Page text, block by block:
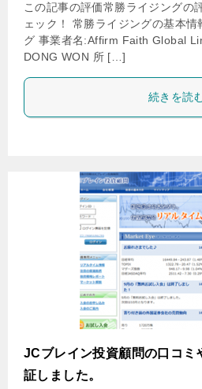
この記事の評価常勝ライジングの
ェック！ 常勝ライジングの基本
グ 事業者名:Affirm Faith Global
DONG WON 所 […]
続きを読
JCブレイン投資顧問の口コミ
証しました。